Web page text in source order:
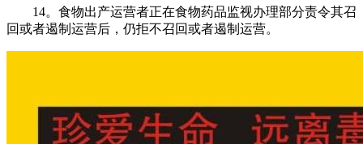
14。食物出产运营者正在食物药品监视办理部分责令其召
回或者遏制运营后，仍拒不召回或者遏制运营。